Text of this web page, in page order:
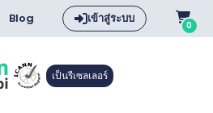
Blog เข้าสู่ระบบ 0
เป็นรีเซลเลอร์